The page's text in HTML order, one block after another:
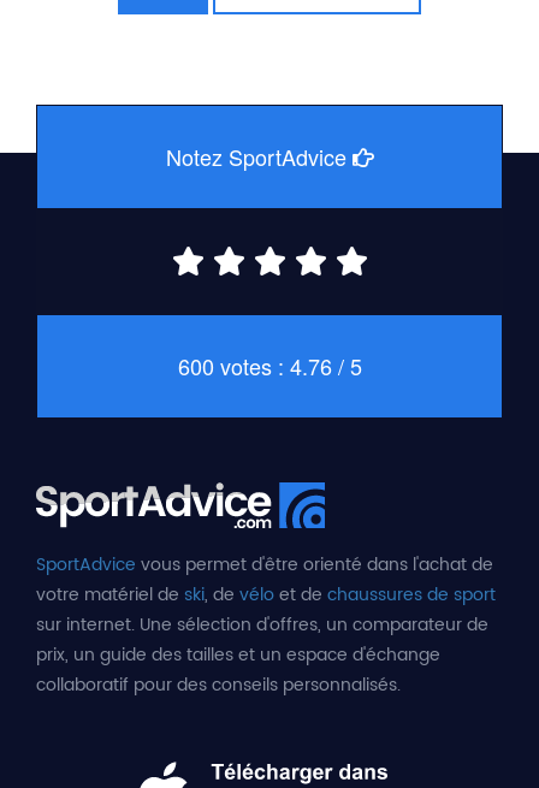
Notez SportAdvice
600 votes : 4.76 / 5
SportAdvice vous permet d'être orienté dans l'achat de
votre matériel de ski, de véloet de chaussures de sport
sur internet. Une sélection d'offres, un comparateur de
prix, un guide des tailles et un espace d'échange
collaboratif pour des conseils personnalisés.